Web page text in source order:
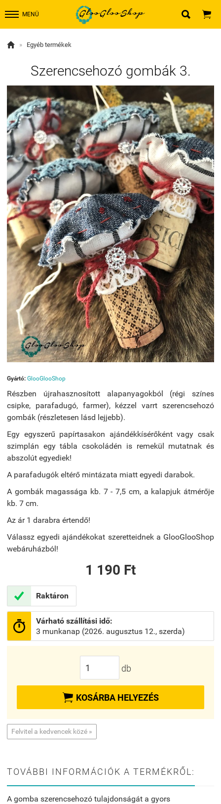
MENÜ  
 » Egyéb termékek
Szerencsehozó gombák 3.
Gyártó: GlooGlooShop
Részben újrahasznosított alapanyagokból (régi színes
csipke, parafadugó, farmer), kézzel varrt szerencsehozó
gombák (részletesen lásd lejjebb).
Egy egyszerű papírtasakon ajándékkísérőként vagy csak
szimplán egy tábla csokoládén is remekül mutatnak és
abszolút egyediek!
A parafadugók eltérő mintázata miatt egyedi darabok.
A gombák magassága kb. 7 - 7,5 cm, a kalapjuk átmérője
kb. 7 cm.
Az ár 1 darabra értendő!
Válassz egyedi ajándékokat szeretteidnek a GlooGlooShop
webáruházból!
1 190 Ft
 Raktáron

Várható szállítási idő:
3 munkanap (2026. augusztus 12., szerda)
db
 KOSÁRBA HELYEZÉS
Felvitel a kedvencek közé »
TOVÁBBI INFORMÁCIÓK A TERMÉKRŐL:
A gomba szerencsehozó tulajdonságát a gyors